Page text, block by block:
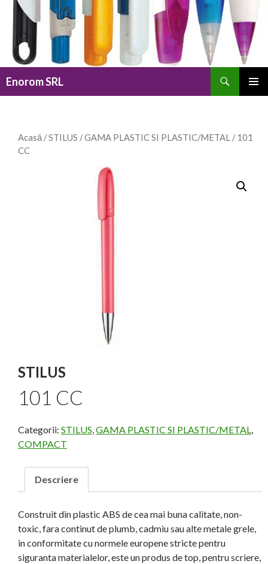
Enorom SRL
Acasă /STILUS /GAMA PLASTIC SI PLASTIC/METAL / 101
CC
STILUS
101 CC
Categorii: STILUS GAMA PLASTIC SI PLASTIC/METAL
COMPACT
Descriere
Construit din plastic ABS de cea mai buna calitate, non-
toxic, fara continut de plumb, cadmiu sau alte metale grele,
in conformitate cu normele europene stricte pentru
siguranta materialelor, este un produs de top, pentru scriere,